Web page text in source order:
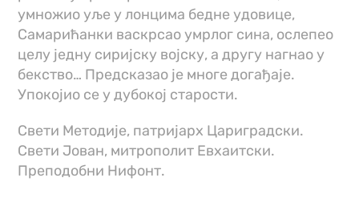
умножио уље у лонцима бедне удовице,
Самарићанки васкрсао умрлог сина, ослепео
целу једну сиријску војску, а другу нагнао у
бекство… Предсказао је многе догађаје.
Упокојио се у дубокој старости.
Свети Методије, патријарх Цариградски.
Свети Јован, митрополит Евхаитски.
Преподобни Нифонт.